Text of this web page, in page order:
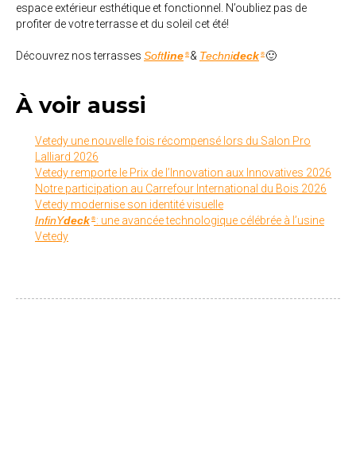
espace extérieur esthétique et fonctionnel. N’oubliez pas de
profiter de votre terrasse et du soleil cet été!
Découvrez nos terrasses Softline ®& Technideck ®🙂
À voir aussi
Vetedy une nouvelle fois récompensé lors du Salon Pro
Lalliard 2026
Vetedy remporte le Prix de l’Innovation aux Innovatives 2026
Notre participation au Carrefour International du Bois 2026
Vetedy modernise son identité visuelle
InfinYdeck ®: une avancée technologique célébrée à l’usine
Vetedy